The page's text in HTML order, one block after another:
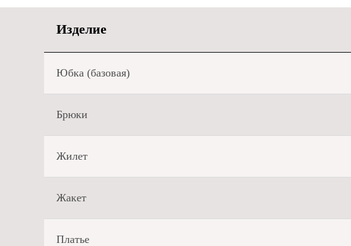
Изделие
Юбка (базовая)
Брюки
Жилет
Жакет
Платье